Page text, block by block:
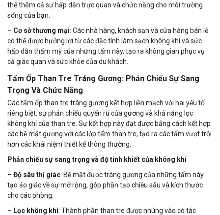
thể thêm cả sự hấp dẫn trực quan và chức năng cho môi trường
sống của bạn.
– Cơ sở thương mại: Các nhà hàng, khách sạn và cửa hàng bán lẻ
có thể được hưởng lợi từ các đặc tính làm sạch không khí và sức
hấp dẫn thẩm mỹ của những tấm này, tạo ra không gian phục vụ
cả giác quan và sức khỏe của du khách.
Tấm Ốp Than Tre Tráng Gương: Phản Chiếu Sự Sang
Trọng Và Chức Năng
Các tấm ốp than tre tráng gương kết hợp liền mạch với hai yếu tố
riêng biệt: sự phản chiếu quyến rũ của gương và khả năng lọc
không khí của than tre. Sự kết hợp này đạt được bằng cách kết hợp
các bề mặt gương với các lớp tẩm than tre, tạo ra các tấm vượt trội
hơn các khái niệm thiết kế thông thường.
Phản chiếu sự sang trọng và độ tinh khiết của không khí
– Độ sâu thị giác: Bề mặt được tráng gương của những tấm này
tạo ảo giác về sự mở rộng, góp phần tạo chiều sâu và kích thước
cho các phòng.
– Lọc không khí: Thành phần than tre được nhúng vào có tác